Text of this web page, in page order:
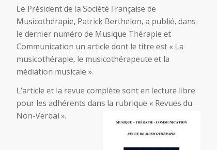
Le Président de la Société Française de
Musicothérapie, Patrick Berthelon, a publié, dans
le dernier numéro de Musique Thérapie et
Communication un article dont le titre est « La
musicothérapie, le musicothérapeute et la
médiation musicale ».
L’article et la revue complète sont en lecture libre
pour les adhérents dans la rubrique « Revues du
Non-Verbal ».